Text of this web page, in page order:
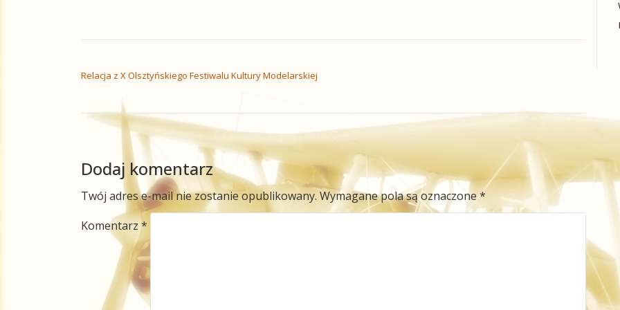
Relacja z X Olsztyńskiego Festiwalu Kultury Modelarskiej
Dodaj komentarz
Twój adres e-mail nie zostanie opublikowany.Wymagane pola są oznaczone*
Komentarz *